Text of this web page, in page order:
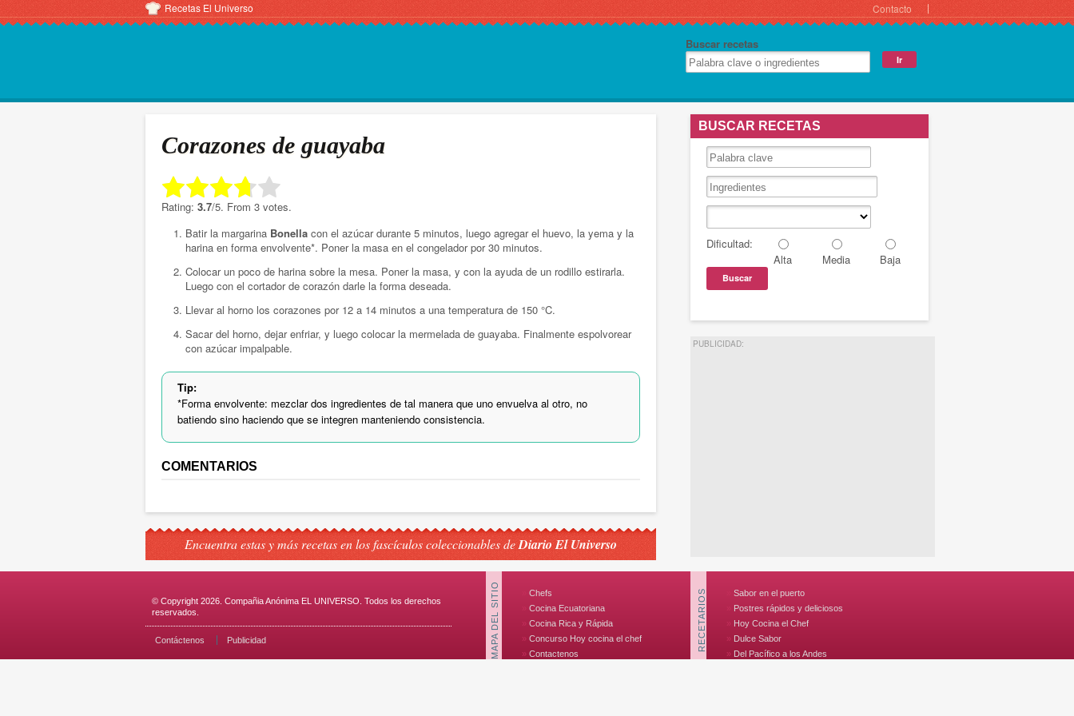
Recetas El Universo Contacto
Buscar recetas
Corazones de guayaba
Rate this item:
Submit Rating
Rating: 3.7/5. From 3 votes.
Batir la margarina Bonella con el azúcar durante 5 minutos, luego agregar el huevo, la yema y la
harina en forma envolvente*. Poner la masa en el congelador por 30 minutos.
Colocar un poco de harina sobre la mesa. Poner la masa, y con la ayuda de un rodillo estirarla.
Luego con el cortador de corazón darle la forma deseada.
Llevar al horno los corazones por 12 a 14 minutos a una temperatura de 150 °C.
Sacar del horno, dejar enfriar, y luego colocar la mermelada de guayaba. Finalmente espolvorear
con azúcar impalpable.
Tip:
*Forma envolvente: mezclar dos ingredientes de tal manera que uno envuelva al otro, no
batiendo sino haciendo que se integren manteniendo consistencia.
COMENTARIOS
Encuentra estas y más recetas en los fascículos coleccionables deDiario El Universo
BUSCAR RECETAS
Dificultad:
Alta
Media Baja
PUBLICIDAD:
© Copyright 2026. Compañia Anónima EL UNIVERSO. Todos los derechos
reservados.
Contáctenos Publicidad MAPA DEL SITIO
Chefs
Cocina Ecuatoriana
Cocina Rica y Rápida
Concurso Hoy cocina el chef
Contactenos
RECETARIOS
Sabor en el puerto
Postres rápidos y deliciosos
Hoy Cocina el Chef
Dulce Sabor
Del Pacífico a los Andes